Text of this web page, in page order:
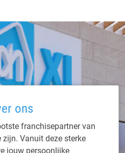
ons
franchisepartner van
Vanuit deze sterke
jouw persoonlijke